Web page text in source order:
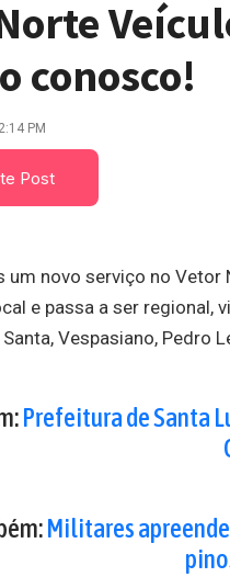
conosco!
2:14 PM
Post
um novo serviço no Vetor
e passa a ser
Vespasiano, Pedro
Prefeitura de Santa
Militares